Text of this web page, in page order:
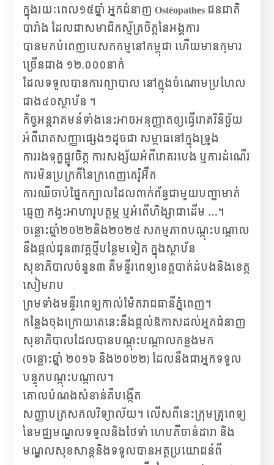
ក្នុងរយៈពេល១៥ឆ្នាំ អ្នកជំនាញ Ostéopathes ជនជាតិ
បារាំង ដែលជាសមាជិកស្ម័គ្រចិត្តនៃអង្គការ
បានមកបំពេញបេសកកម្មនៅកម្ពុជា ហើយមានកុមារ
ច្រើនជាង ១២.០០០នាក់
ដែលទទួលបានការព្យាបាល នៅក្នុងចំណោមប្រហែល
ជាង៤០ស្ថាប័ន ។
កិច្ចអន្តរាគមន៍ទាំងនេះអាចអនុញ្ញាតឲ្យធ្វើរោគវិនិច្ឆ័យ
អំពីរោគសញ្ញាផ្សេងៗដូចជា សម្ពាធនៅក្នុងទ្រូង
ការរងទុក្ខផ្លូវចិត្ត ការសង្ស័យអំពីរោគរបេង ឬការដំណើរ
ការមិនប្រក្រតីនៃក្រពេញតេរ៉ូអ៊ីត
ការឈឺចាប់ផ្នែកក្បាលដែលពាក់ព័ន្ធជាមួយបញ្ហាមាត់
ធ្មេញ កង្វះអាហារូបត្ថម្ភ ឬអំពើហិង្សាជាដើម …។
ចន្លោះឆ្នាំ២០២២និង២០២៥ សកម្មភាពបណ្តុះបណ្តាល
នឹងផ្តល់ជូន៣វគ្គថ្មីបន្ថែមទៀត ក្នុងស្ថាប័ន
សុខាភិបាលចំនួន៣ គឺមន្ទីរពេទ្យខេត្តបាត់ដំបងនិងខេត្ត
សៀមរាប
ព្រមទាំងមន្ទីរពេទ្យកាល់ម៉ែតរាជធានីភ្នំពេញ។
កន្លែងចុងក្រោយគេនេះនឹងផ្តល់ឱកាសដល់អ្នកជំនាញ
សុខាភិបាលដែលបានបណ្តុះបណ្តាលកន្លងមក
(ចន្លោះឆ្នាំ ២០១៦ និង២០២២) ដែលនឹងជាអ្នកទទួល
បន្ទុកបណ្ដុះបណ្ដាល។
គោលបំណងសំខាន់គឺបង្កើត
សញ្ញាបត្រសកលវិទ្យាល័យ។ លើសពីនេះក្រុមគ្រូពេទ្យ
នៃមជ្ឈមណ្ឌលទទួលនិងថែទាំ ហេបភីចាន់ដារា និង
មណ្ឌលសុខសាន្តនិងទទួលបានអត្ថប្រយោជន៍ពី